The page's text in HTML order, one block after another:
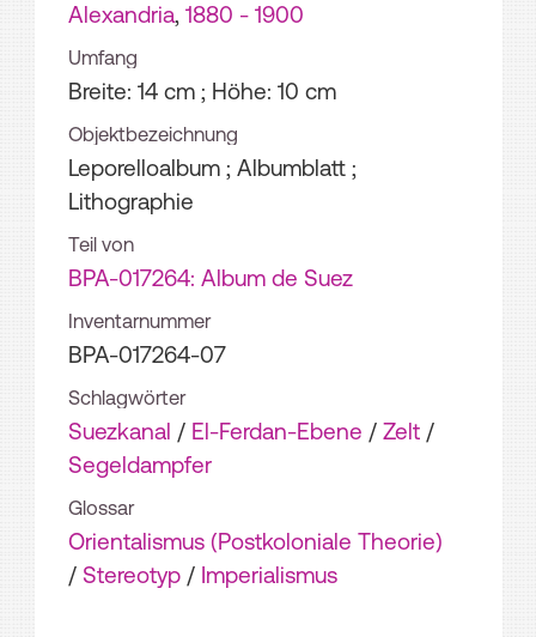
Alexandria, 1880 - 1900
Umfang
Breite: 14 cm ; Höhe: 10 cm
Objektbezeichnung
Leporelloalbum ; Albumblatt ;
Lithographie
Teil von
BPA-017264: Album de Suez
Inventarnummer
BPA-017264-07
Schlagwörter
Suezkanal / El-Ferdan-Ebene / Zelt /
Segeldampfer
Glossar
Orientalismus (Postkoloniale Theorie)
/ Stereotyp / Imperialismus